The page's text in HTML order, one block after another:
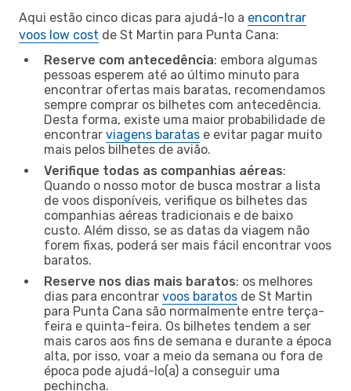
Aqui estão cinco dicas para ajudá-lo a encontrar
voos low cost de St Martin para Punta Cana:
Reserve com antecedência: embora algumas
pessoas esperem até ao último minuto para
encontrar ofertas mais baratas, recomendamos
sempre comprar os bilhetes com antecedência.
Desta forma, existe uma maior probabilidade de
encontrar viagens baratas e evitar pagar muito
mais pelos bilhetes de avião.
Verifique todas as companhias aéreas:
Quando o nosso motor de busca mostrar a lista
de voos disponíveis, verifique os bilhetes das
companhias aéreas tradicionais e de baixo
custo. Além disso, se as datas da viagem não
forem fixas, poderá ser mais fácil encontrar voos
baratos.
Reserve nos dias mais baratos: os melhores
dias para encontrar voos baratos de St Martin
para Punta Cana são normalmente entre terça-
feira e quinta-feira. Os bilhetes tendem a ser
mais caros aos fins de semana e durante a época
alta, por isso, voar a meio da semana ou fora de
época pode ajudá-lo(a) a conseguir uma
pechincha.